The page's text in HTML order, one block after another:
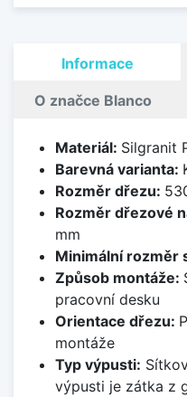
Informace
O značce Blanco
Materiál: Silgranit
Barevná varianta:
Rozměr dřezu:
Rozměr dřezové
mm
Minimální rozměr
Způsob montáže:
pracovní desku
Orientace dřezu:
montáže
Typ výpusti:
výpusti je zátka z